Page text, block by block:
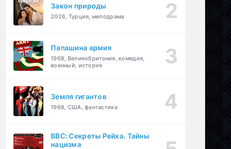
Закон природы
2026, Турция, мелодрама
Папашина армия
1968, Великобритания, комедия,
военный, история
Земля гигантов
1968, США, фантастика
BBC: Секреты Рейха. Тайны
нацизма